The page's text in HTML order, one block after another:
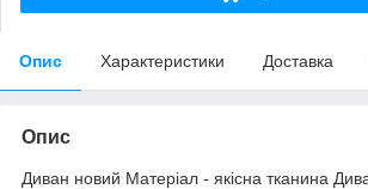
Опис Характеристики Доставка
Опис
Диван новий Матеріал - якісна тканина